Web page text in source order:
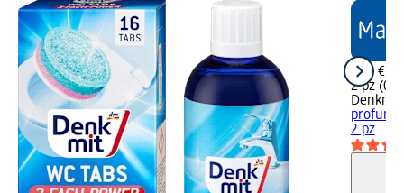
1,25 €
2 pz
Denkmit
2 pz